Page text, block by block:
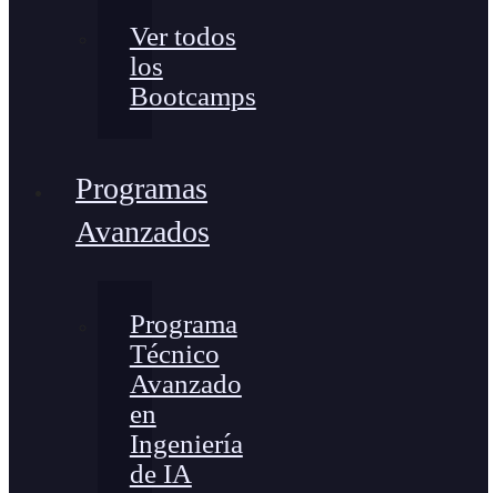
Ver todos
los
Bootcamps
Programas
Avanzados
Programa
Técnico
Avanzado
en
Ingeniería
de IA